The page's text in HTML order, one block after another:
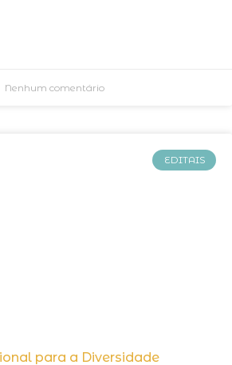
Nenhum comentário
EDITAIS
para a Diversidade